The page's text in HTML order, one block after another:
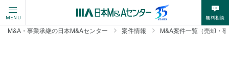
MENU 無料相談
M&A・事業承継の日本M&Aセンター 案件情報 M&A案件一覧（売却・